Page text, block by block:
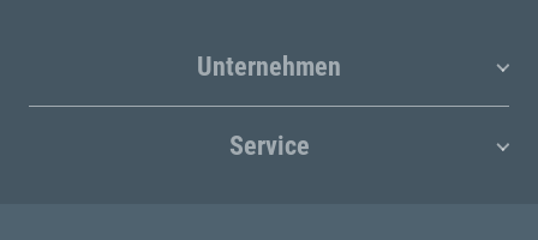
Unternehmen
Service